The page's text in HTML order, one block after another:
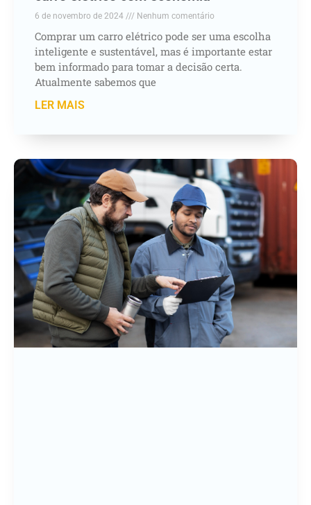
6 de novembro de 2024 Nenhum comentário
Comprar um carro elétrico pode ser uma escolha
inteligente e sustentável, mas é importante estar
bem informado para tomar a decisão certa.
Atualmente sabemos que
LER MAIS